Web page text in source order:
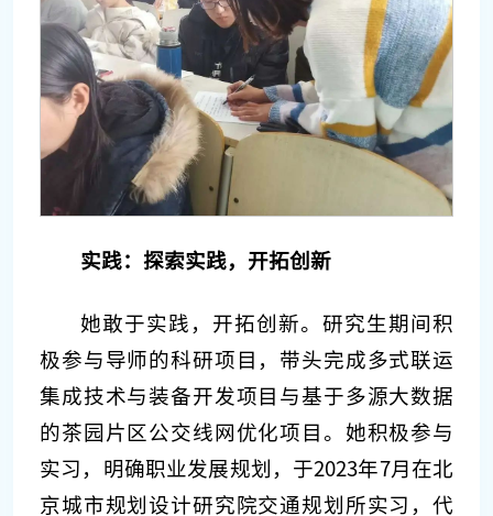
实践：探索实践，开拓创新
她敢于实践，开拓创新。研究生期间积
极参与导师的科研项目，带头完成多式联运
集成技术与装备开发项目与基于多源大数据
的茶园片区公交线网优化项目。她积极参与
实习，明确职业发展规划，于2023年7月在北
京城市规划设计研究院交通规划所实习，代